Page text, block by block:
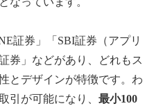
証券」「SBI証券（アプリ
券」などがあり、どれもス
とデザインが特徴です。わ
引が可能になり、 最小100